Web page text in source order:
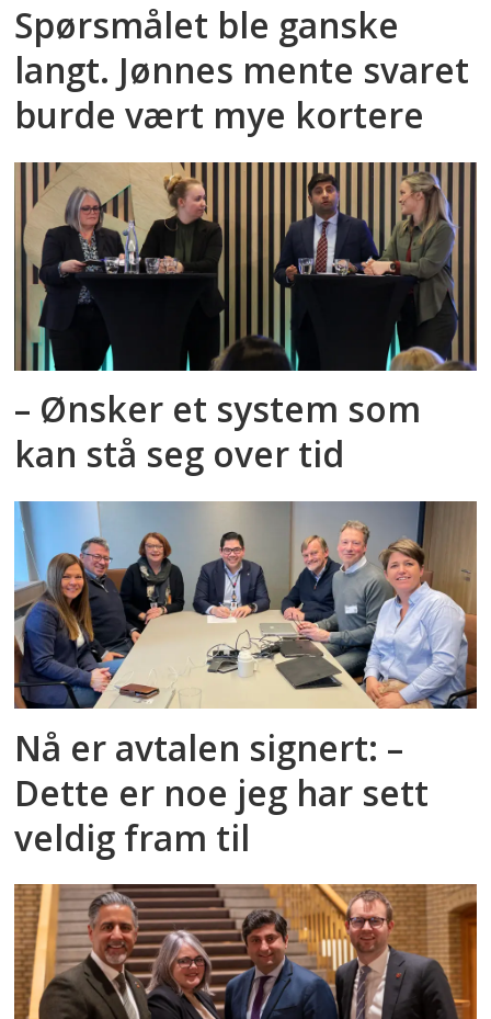
Spørsmålet ble ganske
langt. Jønnes mente svaret
burde vært mye kortere
– Ønsker et system som
kan stå seg over tid
Nå er avtalen signert: –
Dette er noe jeg har sett
veldig fram til